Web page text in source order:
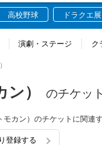
高校野球 ドラクエ展
演劇・ステージ ク
） のチケット
カン）のチケットに関連
登録する